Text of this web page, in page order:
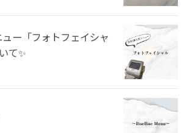
ー「フォトフェイシャ
て✨